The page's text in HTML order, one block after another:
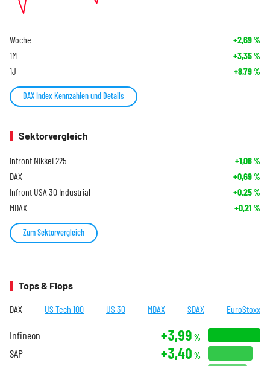
Woche +2,69%
1M +3,35%
1J +8,79%
DAX Index Kennzahlen und Details
Sektorvergleich
Infront Nikkei 225 +1,08%
DAX +0,69%
Infront USA 30 Industrial +0,25%
MDAX +0,21 %
Zum Sektorvergleich
Tops & Flops
DAX US Tech 100 US 30 MDAX SDAX EuroStoxx
Infineon +3,99 %
SAP +3,40 %